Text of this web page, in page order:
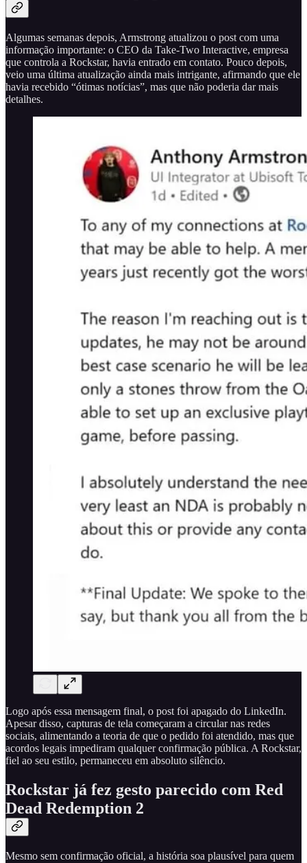
Algumas semanas depois, Armstrong atualizou o post com uma
informação importante: o CEO da Take-Two Interactive, empresa
que controla a Rockstar, havia entrado em contato. Pouco depois,
veio uma última atualização ainda mais intrigante, afirmando que ele
havia recebido “ótimas notícias”, mas que não poderia dar mais
detalhes.
Logo após essa mensagem final, o post foi apagado do LinkedIn.
Apesar disso, capturas de tela começaram a circular nas redes
sociais, alimentando a teoria de que o pedido foi atendido, mas que
acordos legais impediram qualquer confirmação pública. A Rockstar,
fiel ao seu estilo, permaneceu em absoluto silêncio.
Rockstar já fez gesto parecido com Red
Dead Redemption 2
Mesmo sem confirmação oficial, a história soa plausível para quem